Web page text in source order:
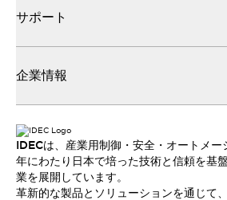
サポート
企業情報
IDECは、産業用制御・安全・オートメー
年にわたり日本で培った技術と信頼を基
業を展開しています。
革新的な製品とソリューションを通じて